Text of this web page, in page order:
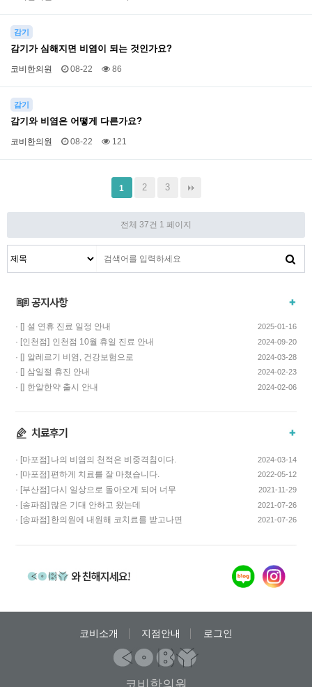
감기
감기가 심해지면 비염이 되는 것인가요?
코비한의원 08-22 86
감기
감기와 비염은 어떻게 다른가요?
코비한의원 08-22 121
1 2 3
전체 37건 1 페이지
· [] 설 연휴 진료 일정 안내 2025-01-16
· [인천점] 인천점 10월 휴일 진료 안내 2024-09-20
· [] 알레르기 비염, 건강보험으로
치료하고 비용…
2024-03-28
· [] 삼일절 휴진 안내 2024-02-23
· [] 한알한약 출시 안내 2024-02-06
· [마포점] 나의 비염의 천적은 비중격침이다. 2024-03-14
· [마포점] 편하게 치료를 잘 마쳤습니다. 2022-05-12
· [부산점] 다시 일상으로 돌아오게 되어 너무
기쁩니다…
2021-11-29
· [송파점] 많은 기대 안하고 왔는데
코스요리처럼 이어…
2021-07-26
· [송파점] 한의원에 내원해 코치료를 받고나면
2021-07-26
코비소개 지점안내 로그인
코비한의원